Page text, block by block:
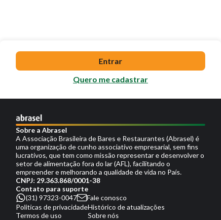
Entrar
Quero me cadastrar
Sobre a Abrasel
A Associação Brasileira de Bares e Restaurantes (Abrasel) é
uma organização de cunho associativo empresarial, sem fins
lucrativos, que tem como missão representar e desenvolver o
setor de alimentação fora do lar (AFL), facilitando o
empreender e melhorando a qualidade de vida no País.
CNPJ: 29.363.868/0001-38
Contato para suporte
(31) 97323-0047
Fale conosco
Politicas de privacidade
Termos de uso
Histórico de atualizações
Sobre nós